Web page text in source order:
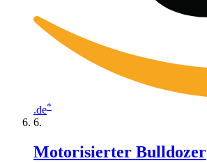
.de*
Motorisierter Bulldozer